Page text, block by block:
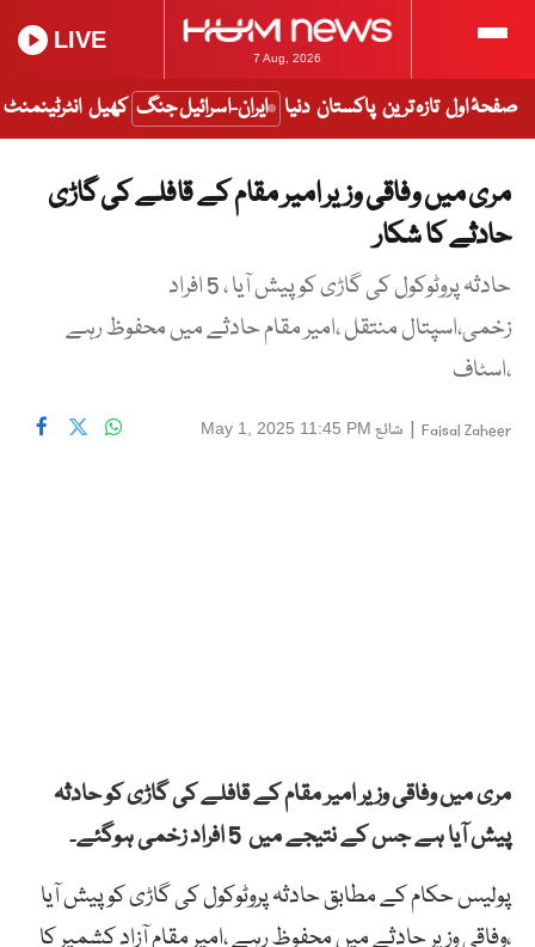
7 Aug, 2026
LIVE
صفحۂ اول تازہ ترین پاکستان دنیا ایران-اسرائیل جنگ کھیل انٹرٹینمنٹ
مری میں وفاقی وزیر امیر مقام کے قافلے کی گاڑی
حادثے کا شکار
حادثہ پروٹوکول کی گاڑی کو پیش آیا ، 5 افراد
زخمی،اسپتال منتقل ،امیر مقام حادثے میں محفوظ رہے
،اسٹاف
Faisal Zaheer
| شائع May 1, 2025 11:45 PM
مری میں وفاقی وزیر امیر مقام کے قافلے کی گاڑی کو حادثہ
پیش آیا ہے جس کے نتیجے میں 5 افراد زخمی ہوگئے
۔
پولیس حکام کے مطابق حادثہ پروٹوکول کی گاڑی کو پیش آیا
،وفاقی وزیر حادثے میں محفوظ رہے ،امیر مقام آزاد کشمیر کا